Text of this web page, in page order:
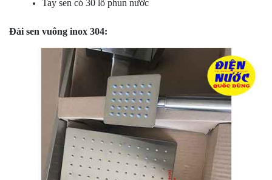
Tay sen có 30 lỗ phun nước
Đài sen vuông inox 304: